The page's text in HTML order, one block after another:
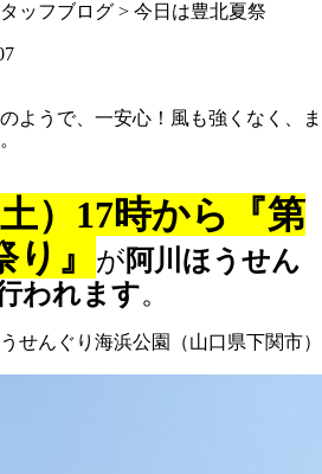
ッフブログ > 今日は豊北夏祭
ようで、一安心！風も強くなく、ま
）17時から『第
』
が阿川ほうせん
われます。
せんぐり海浜公園（山口県下関市）